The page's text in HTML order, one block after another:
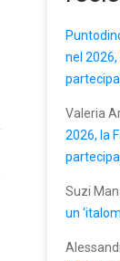
nel
Valeria
2026, la
Suzi
un